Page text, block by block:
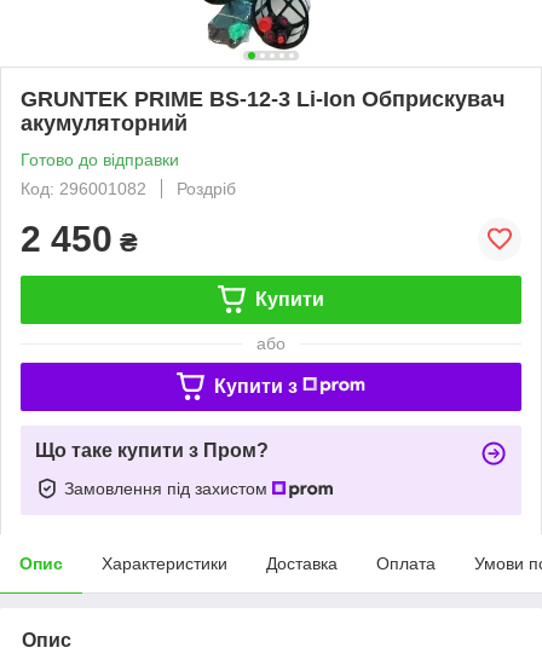
GRUNTEK PRIME BS-12-3 Li-Ion Обприскувач
акумуляторний
Готово до відправки
Код: 296001082
Роздріб
2 450 ₴
Купити
або
Купити з
Що таке купити з Пром?
Замовлення під захистом
Опис Характеристики Доставка Оплата Умови
Опис